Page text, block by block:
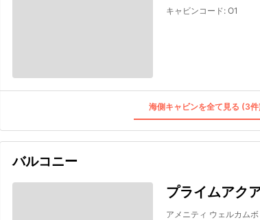
キャビンコード: O1
海側キャビンを全て見る (3
バルコニー
プライムアク
アメニティ ウェルカム